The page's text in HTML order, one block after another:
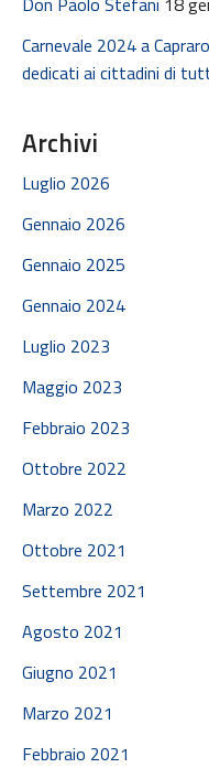
Carnevale 2024 a
dedicati ai cittadini di
Archivi
Luglio 2026
Gennaio 2026
Gennaio 2025
Gennaio 2024
Luglio 2023
Maggio 2023
Febbraio 2023
Ottobre 2022
Marzo 2022
Ottobre 2021
Settembre 2021
Agosto 2021
Giugno 2021
Marzo 2021
Febbraio 2021